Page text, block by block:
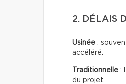
2. DÉLAIS
Usinée :
accéléré.
Traditionnelle :
du projet.